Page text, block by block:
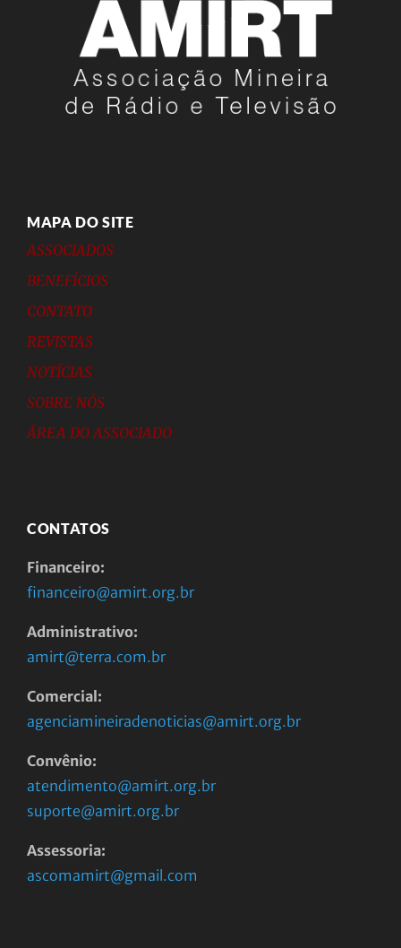
MAPA DO SITE
ASSOCIADOS
BENEFÍCIOS
CONTATO
REVISTAS
NOTÍCIAS
SOBRE NÓS
ÁREA DO ASSOCIADO
CONTATOS
Financeiro:
financeiro@amirt.org.br
Administrativo:
amirt@terra.com.br
Comercial:
agenciamineiradenoticias@amirt.org.br
Convênio:
atendimento@amirt.org.br
suporte@amirt.org.br
Assessoria:
ascomamirt@gmail.com